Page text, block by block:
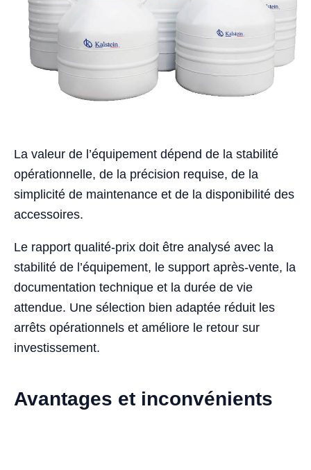
La valeur de l’équipement dépend de la stabilité
opérationnelle, de la précision requise, de la
simplicité de maintenance et de la disponibilité des
accessoires.
Le rapport qualité-prix doit être analysé avec la
stabilité de l’équipement, le support après-vente, la
documentation technique et la durée de vie
attendue. Une sélection bien adaptée réduit les
arrêts opérationnels et améliore le retour sur
investissement.
Avantages et inconvénients